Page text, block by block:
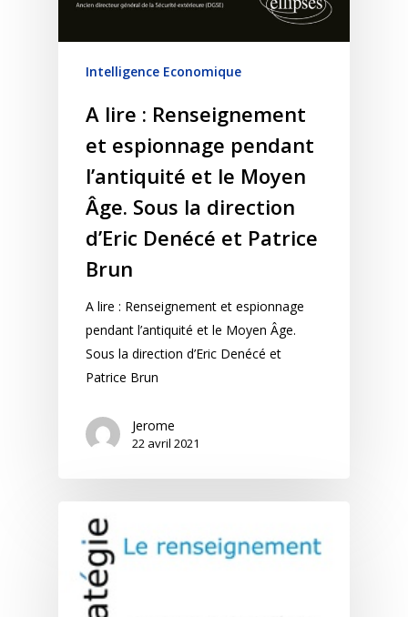
Intelligence Economique
A lire : Renseignement
et espionnage pendant
l’antiquité et le Moyen
Âge. Sous la direction
d’Eric Denécé et Patrice
Brun
A lire : Renseignement et espionnage
pendant l’antiquité et le Moyen Âge.
Sous la direction d’Eric Denécé et
Patrice Brun
Jerome
22 avril 2021